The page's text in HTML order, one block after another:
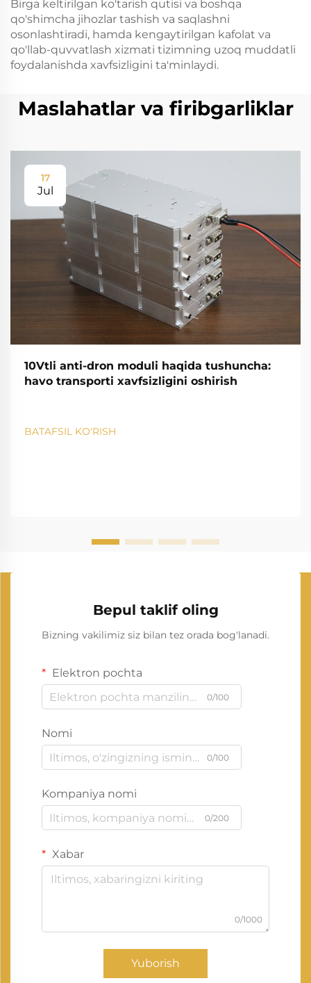
Birga keltirilgan ko'tarish qutisi va boshqa
qo'shimcha jihozlar tashish va saqlashni
osonlashtiradi, hamda kengaytirilgan kafolat va
qo'llab-quvvatlash xizmati tizimning uzoq muddatli
foydalanishda xavfsizligini ta'minlaydi.
Maslahatlar va firibgarliklar
17
Jul
10Vtli anti-dron moduli haqida tushuncha:
havo transporti xavfsizligini oshirish
BATAFSIL KO'RISH
Bepul taklif oling
Bizning vakilimiz siz bilan tez orada bog'lanadi.
Elektron pochta
0/100
Nomi
0/100
Kompaniya nomi
0/200
Xabar
0/1000
Yuborish